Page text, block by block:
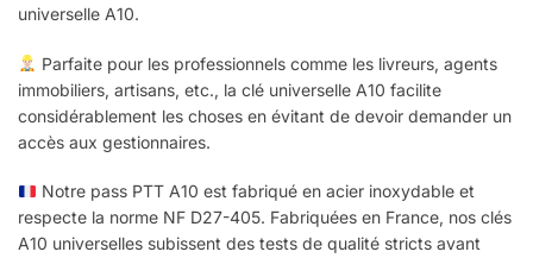
universelle A10.
Parfaite pour les professionnels comme les livreurs, agents
immobiliers, artisans, etc., la clé universelle A10 facilite
considérablement les choses en évitant de devoir demander un
accès aux gestionnaires.
Notre pass PTT A10 est fabriqué en acier inoxydable et
respecte la norme NF D27-405. Fabriquées en France, nos clés
A10 universelles subissent des tests de qualité stricts avant